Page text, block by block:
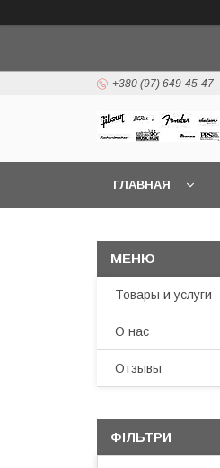
+380 (97) 649-45-47
ГЛАВНАЯ
Товары и услуги
О нас
Отзывы
ФІЛЬТРИ